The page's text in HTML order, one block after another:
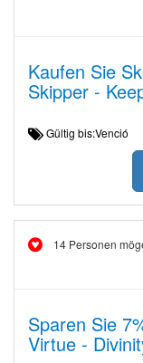
Kaufen Sie
Skipper -
Gültig bis:Venció
14 Personen
Sparen Sie
Virtue -